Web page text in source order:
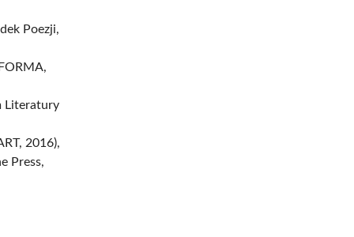
Poezji,
Literatury
2016),
Press,